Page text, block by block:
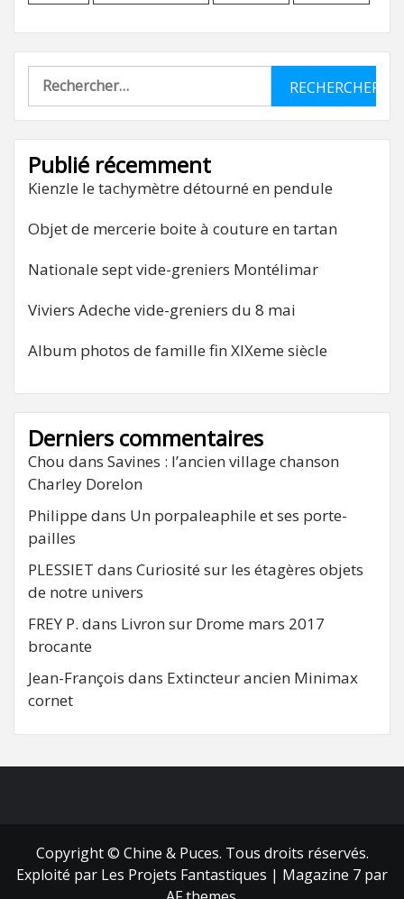
Rechercher :
Publié récemment
Kienzle le tachymètre détourné en pendule
Objet de mercerie boite à couture en tartan
Nationale sept vide-greniers Montélimar
Viviers Adeche vide-greniers du 8 mai
Album photos de famille fin XIXeme siècle
Derniers commentaires
Chou dans Savines : l’ancien village chanson
Charley Dorelon
Philippe dans Un porpaleaphile et ses porte-
pailles
PLESSIET dans Curiosité sur les étagères objets
de notre univers
FREY P. dans Livron sur Drome mars 2017
brocante
Jean-François dans Extincteur ancien Minimax
cornet
Copyright © Chine & Puces. Tous droits réservés.
Exploité par Les Projets Fantastiques | Magazine 7 par